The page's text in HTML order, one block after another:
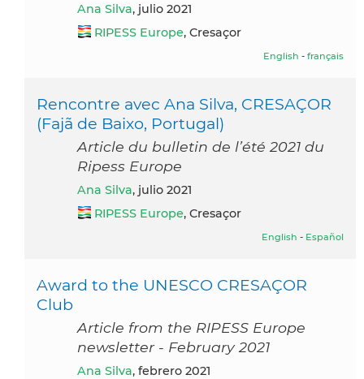
Ana Silva, julio 2021
RIPESS Europe, Cresaçor
English - français
Rencontre avec Ana Silva, CRESAÇOR
(Fajã de Baixo, Portugal)
Article du bulletin de l’été 2021 du
Ripess Europe
Ana Silva, julio 2021
RIPESS Europe, Cresaçor
English - Español
Award to the UNESCO CRESAÇOR
Club
Article from the RIPESS Europe
newsletter - February 2021
Ana Silva, febrero 2021